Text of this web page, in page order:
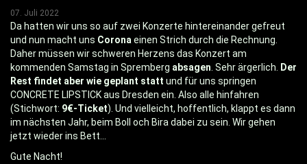
07. Juli 2022
Da hatten wir uns so auf zwei Konzerte hintereinander gefreut
und nun macht uns Corona einen Strich durch die Rechnung.
Daher müssen wir schweren Herzens das Konzert am
kommenden Samstag in Spremberg absagen . Sehr ärgerlich.
Der
Rest findet aber wie geplant statt und für uns springen
CONCRETE LIPSTICK aus Dresden ein. Also alle hinfahren
(Stichwort: 9€-Ticket). Und vielleicht, hoffentlich, klappt es dann
im nächsten Jahr, beim Boll och Bira dabei zu sein. Wir gehen
jetzt wieder ins Bett...
Gute Nacht!